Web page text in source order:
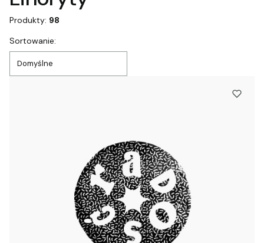
Produkty: 98
Lista produktów
Sortowanie:
Domyślne